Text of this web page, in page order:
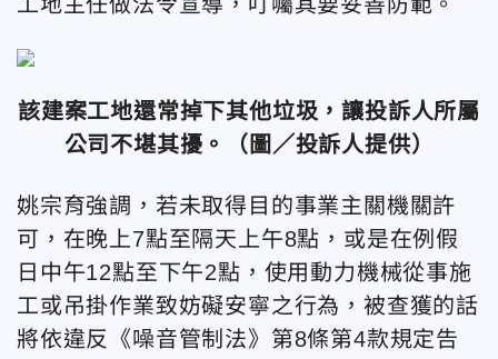
該建案工地還常掉下其他垃圾，讓投訴人所屬
公司不堪其擾。
（圖／投訴人提供）
姚宗育強調，若未取得目的事業主關機關許
可，在晚上7點至隔天上午8點，或是在例假
日中午12點至下午2點，使用動力機械從事施
工或吊掛作業致妨礙安寧之行為，被查獲的話
將依違反《噪音管制法》第8條第4款規定告